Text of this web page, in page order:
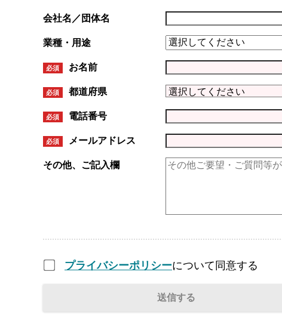
会社名／団体名
業種・用途
必須 お名前
必須 都道府県
必須 電話番号
必須 メールアドレス
その他、ご記入欄
プライバシーポリシーについて同意する